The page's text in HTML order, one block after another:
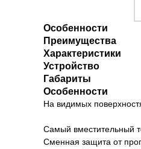
Особенности
Преимущества
Характеристики
Устройство
Габариты
Особенности
На видимых
Самый вместительный
Сменная защита от